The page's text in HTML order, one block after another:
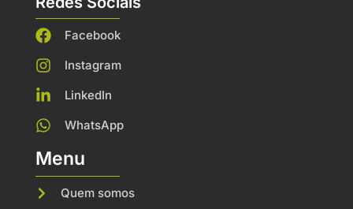
Facebook
Instagram
LinkedIn
WhatsApp
Menu
Quem somos